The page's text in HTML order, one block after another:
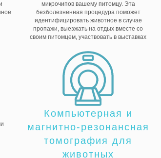
микрочипов вашему питомцу. Эта
безболезненная процедура поможет
идентифицировать животное в случае
пропажи, выезжать на отдых вместе со
своим питомцем, участвовать в выставках
Компьютерная и
магнитно-резонансная
томография для
животных